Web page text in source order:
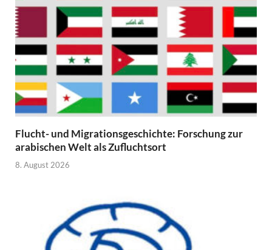
Flucht- und Migrationsgeschichte: Forschung zur
arabischen Welt als Zufluchtsort
8. August 2026